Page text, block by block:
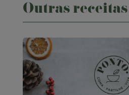
Outras receitas